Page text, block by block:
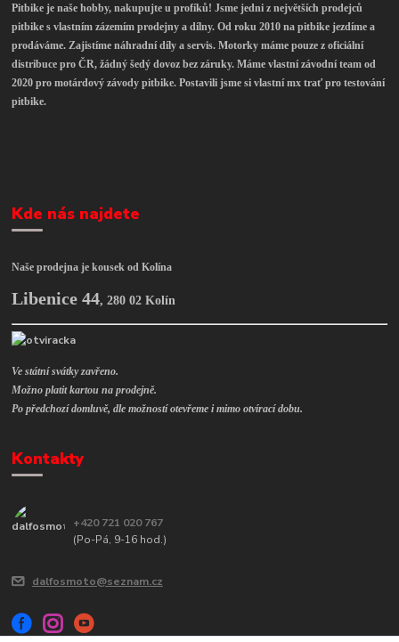
Pitbike je naše hobby, nakupujte u profíků! Jsme jedni z největších prodejců
pitbike s vlastním zázemím prodejny a dílny. Od roku 2010 na pitbike jezdíme a
prodáváme. Zajistíme náhradní díly a servis. Motorky máme pouze z oficiální
distribuce pro ČR, žádný šedý dovoz bez záruky. Máme vlastní závodní team od
2020 pro motárdový závody pitbike. Postavili jsme si vlastní mx trať pro testování
pitbike.
Kde nás najdete
Naše prodejna je kousek od Kolína
Libenice 44,280 02 Kolín
Ve státní svátky zavřeno.
Možno platit kartou na prodejně.
Po předchozí domluvě, dle možností otevřeme i mimo otvírací dobu.
Kontakty
+420 721 020 767
(Po-Pá, 9-16 hod.)
dalfosmoto@seznam.cz